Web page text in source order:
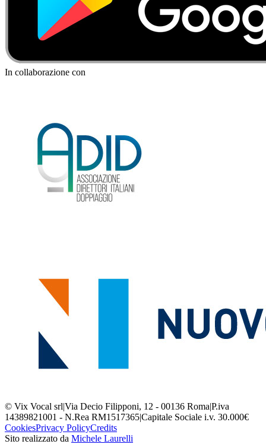
In collaborazione con
© Vix Vocal srl|Via Decio Filipponi, 12 - 00136 Roma|P.iva
14389821001 - N.Rea RM1517365|Capitale Sociale i.v. 30.000€
CookiesPrivacy PolicyCredits
Sito realizzato da Michele Laurelli